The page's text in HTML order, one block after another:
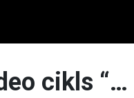
cikls “…